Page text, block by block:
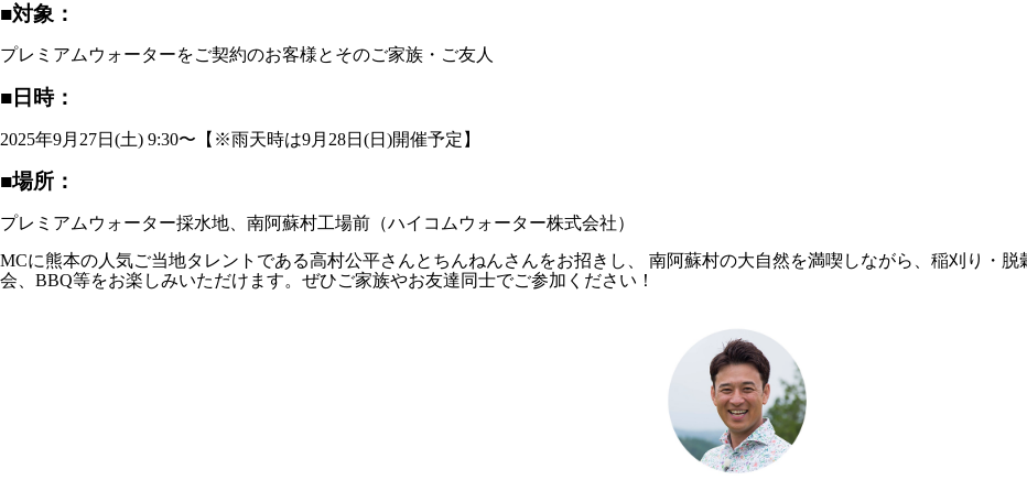
■対象：
プレミアムウォーターをご契約のお客様とそのご家族・ご友人
■日時：
2025年9月27日(土) 9:30〜【※雨天時は9月28日(日)開催予定】
■場所：
プレミアムウォーター採水地、南阿蘇村工場前（ハイコムウォーター株式会社）
MCに熊本の人気ご当地タレントである高村公平さんとちんねんさんをお招きし、 南阿蘇村の大自然を満喫しながら、稲刈り・
会、BBQ等をお楽しみいただけます。ぜひご家族やお友達同士でご参加ください！